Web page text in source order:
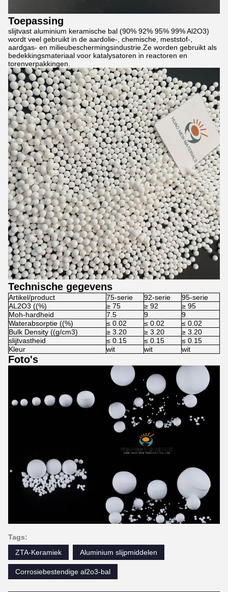
Toepassing
slijtvast aluminium keramische bal (90% 92% 95% 99% Al2O3)
wordt veel gebruikt in de aardolie-, chemische, meststof-,
aardgas- en milieubeschermingsindustrie.Ze worden gebruikt als
bedekkingsmateriaal voor katalysatoren in reactoren en
torenverpakkingen.
Technische gegevens
Artikel/product 75-serie 92-serie
95-serie
AL2O3 ((%)
≥ 75 ≥ 92
≥ 95
Moh-hardheid
7.5 9
9
Waterabsorptie ((%)
≤ 0.02 ≤ 0.02
≤ 0.02
Bulk Density ((g/cm3)
≥ 3.20 ≥ 3.20
≥ 3.20
slijtvastheid
≤ 0.15 ≤ 0.15
≤ 0.15
Kleur
wit wit wit
Foto's
Tags:
ZTA-Keramiek
Aluminium slijpmiddelen
Corrosiebestendige al2o3-bal